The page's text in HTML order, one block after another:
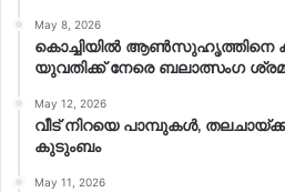
May 8, 2026
കൊച്ചിയിൽ ആൺസുഹൃത്തിനെ
യുവതിക്ക് നേരെ ബലാത്സംഗ​
May 12, 2026
വീട് നിറയെ പാമ്പുകൾ,
കുടുംബം
May 11, 2026